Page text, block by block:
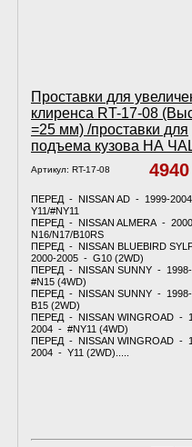
Проставки для
клиренса RT-17-08
=25 мм) /проставки для
подъема кузова НА
Артикул: RT-17-08
ПЕРЕД - NISSAN AD - 1999-
Y11/#NY11
ПЕРЕД - NISSAN ALMERA -
N16/N17/B10RS
ПЕРЕД - NISSAN BLUEBIRD
2000-2005 - G10 (2WD)
ПЕРЕД - NISSAN SUNNY -
#N15 (4WD)
ПЕРЕД - NISSAN SUNNY -
B15 (2WD)
ПЕРЕД - NISSAN WINGROAD -
2004 - #NY11 (4WD)
ПЕРЕД - NISSAN WINGROAD -
2004 - Y11 (2WD).....